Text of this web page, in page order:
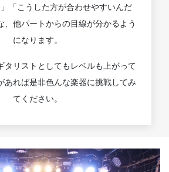
「こうした方が合わせやすいんだ
、他パートからの目線が分かるよう
になります。
タリストとしてもレベルも上がって
あれば是非色んな楽器に挑戦してみ
てください。